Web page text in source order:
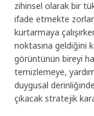
zihinsel olarak bir
ifade etmekte
kurtarmaya
noktasına geldiğini
görüntünün bireyi
temizlemeye,
duygusal
çıkacak stratejik